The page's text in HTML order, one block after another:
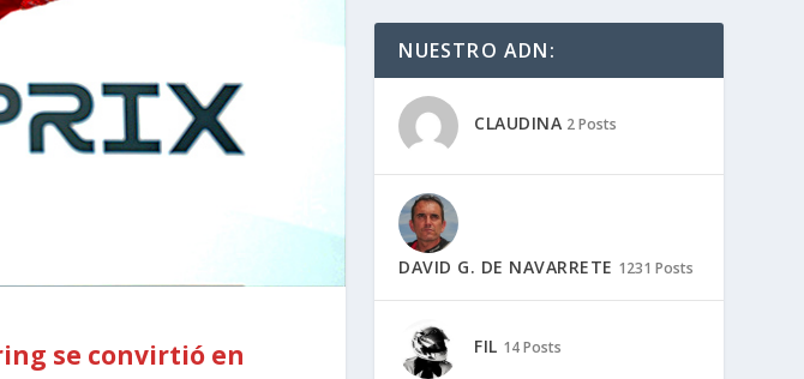
se convirtió en
NUESTRO ADN:
CLAUDINA 2 Posts
DAVID G. DE NAVARRETE 1231 Posts
FIL 14 Posts